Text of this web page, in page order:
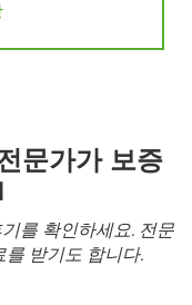
문가가 보증
를 확인하세요. 전문
받기도 합니다.